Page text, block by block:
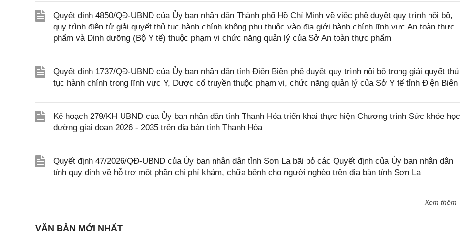
Quyết định 4850/QĐ-UBND của Ủy ban nhân dân Thành phố Hồ Chí Minh về việc phê duyệt quy trình nội bộ,
quy trình điện tử giải quyết thủ tục hành chính không phụ thuộc vào địa giới hành chính lĩnh vực An toàn thực
phẩm và Dinh dưỡng (Bộ Y tế) thuộc phạm vi chức năng quản lý của Sở An toàn thực phẩm
Quyết định 1737/QĐ-UBND của Ủy ban nhân dân tỉnh Điện Biên phê duyệt quy trình nội bộ trong giải quyết thủ
tục hành chính trong lĩnh vực Y, Dược cổ truyền thuộc phạm vi, chức năng quản lý của Sở Y tế tỉnh Điện Biên
Kế hoạch 279/KH-UBND của Ủy ban nhân dân tỉnh Thanh Hóa triển khai thực hiện Chương trình Sức khỏe học
đường giai đoạn 2026 - 2035 trên địa bàn tỉnh Thanh Hóa
Quyết định 47/2026/QĐ-UBND của Ủy ban nhân dân tỉnh Sơn La bãi bỏ các Quyết định của Ủy ban nhân dân
tỉnh quy định về hỗ trợ một phần chi phí khám, chữa bệnh cho người nghèo trên địa bàn tỉnh Sơn La
Xem thêm
VĂN BẢN MỚI NHẤT